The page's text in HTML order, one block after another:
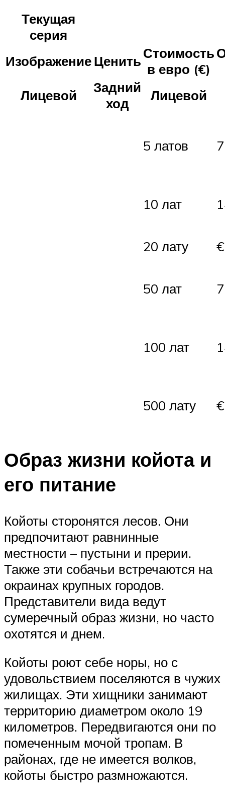
Текущая
серия
ИзображениеЦенитьСтоимость
в евро (€)
Лицевой
Задний
ход
Лицевой
5 латов
10 лат
20 лату
50 лат
100 лат
500 лату
Образ жизни койота и
его питание
Койоты сторонятся лесов. Они
предпочитают равнинные
местности – пустыни и прерии.
Также эти собачьи встречаются на
окраинах крупных городов.
Представители вида ведут
сумеречный образ жизни, но часто
охотятся и днем.
Койоты роют себе норы, но с
удовольствием поселяются в чужих
жилищах. Эти хищники занимают
территорию диаметром около 19
километров. Передвигаются они по
помеченным мочой тропам. В
районах, где не имеется волков,
койоты быстро размножаются.